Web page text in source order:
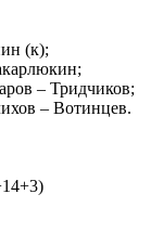
(к);
– Тридчиков;
– Вотинцев.